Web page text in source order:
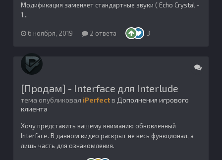
Модификация заменяет стандартные звуки ( Echo Crystal -
1...
6 ноября, 2019 2 ответа 3
[Продам] - Interface для Interlude
тема опубликовал iPerfectв Дополнения игрового
клиента
Хочу представить вашему вниманию обновленный
Interface. В данном видео раскрыт не весь функционал, а
лишь часть для ознакомления.